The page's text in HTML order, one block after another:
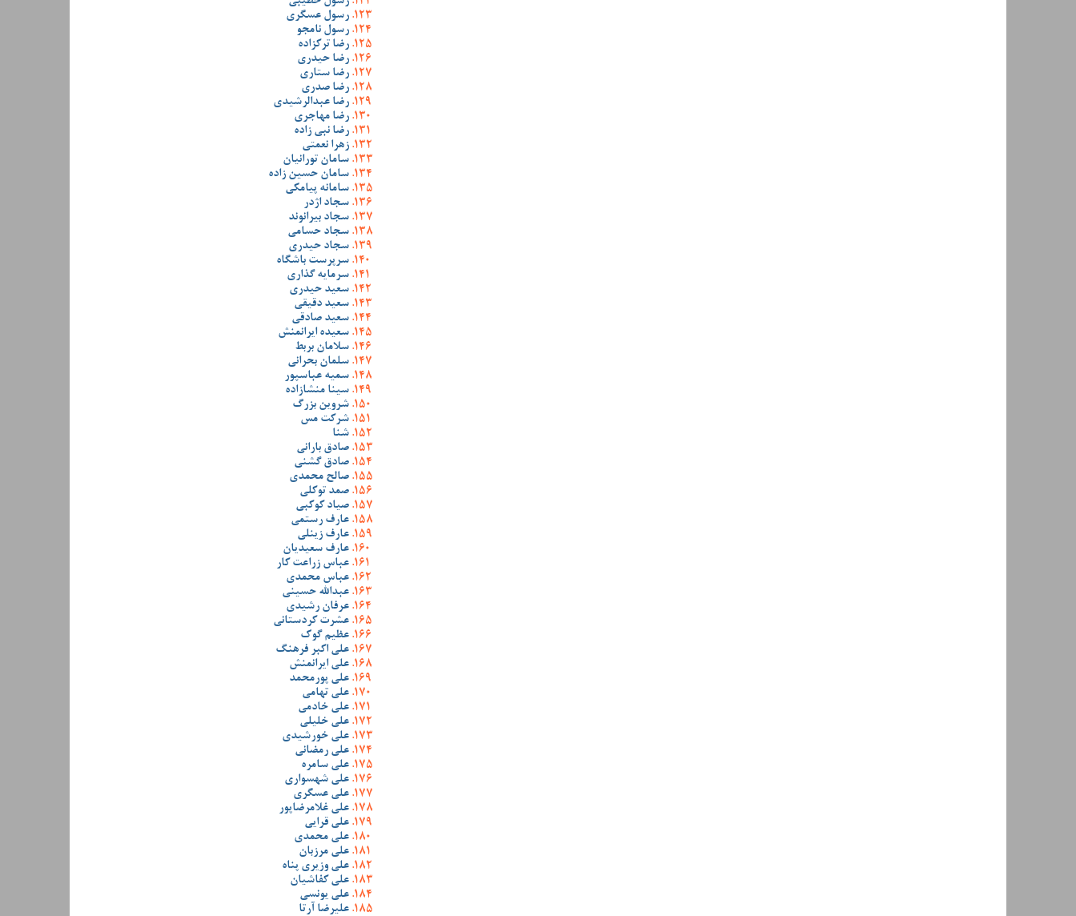
رسول عسگری
رسول نامجو
رضا ترکزاده
رضا حیدری
رضا ستاری
رضا صدری
رضا عبدالرشیدی
رضا مهاجری
رضا نبی زاده
زهرا نعمتی
سامان تورانیان
سامان حسین زاده
سامانه پیامکی
سجاد اژدر
سجاد بیرانوند
سجاد حسامی
سجاد حیدری
سرپرست باشگاه
سرمایه گذاری
سعید حیدری
سعید دقیقی
سعید صادقی
سعیده ایرانمنش
سلامان بربط
سلمان بحرانی
سمیه عباسپور
سینا منشازاده
شروین بزرگ
شرکت مس
شنا
صادق بارانی
صادق گشنی
صالح محمدی
صمد توکلی
صیاد کوکبی
عارف رستمی
عارف زینلی
عارف سعیدیان
عباس زراعت کار
عباس محمدی
عبدالله حسینی
عرفان رشیدی
عشرت کردستانی
عظیم گوک
علی اکبر فرهنگ
علی ایرانمنش
علی پورمحمد
علی تهامی
علی خادمی
علی خلیلی
علی خورشیدی
علی رمضانی
علی سامره
علی شهسواری
علی عسگری
علی غلامرضاپور
علی قرایی
علی محمدی
علی مرزبان
علی وزیری پناه
علی کفاشیان
علی یونسی
علیرضا آرتا